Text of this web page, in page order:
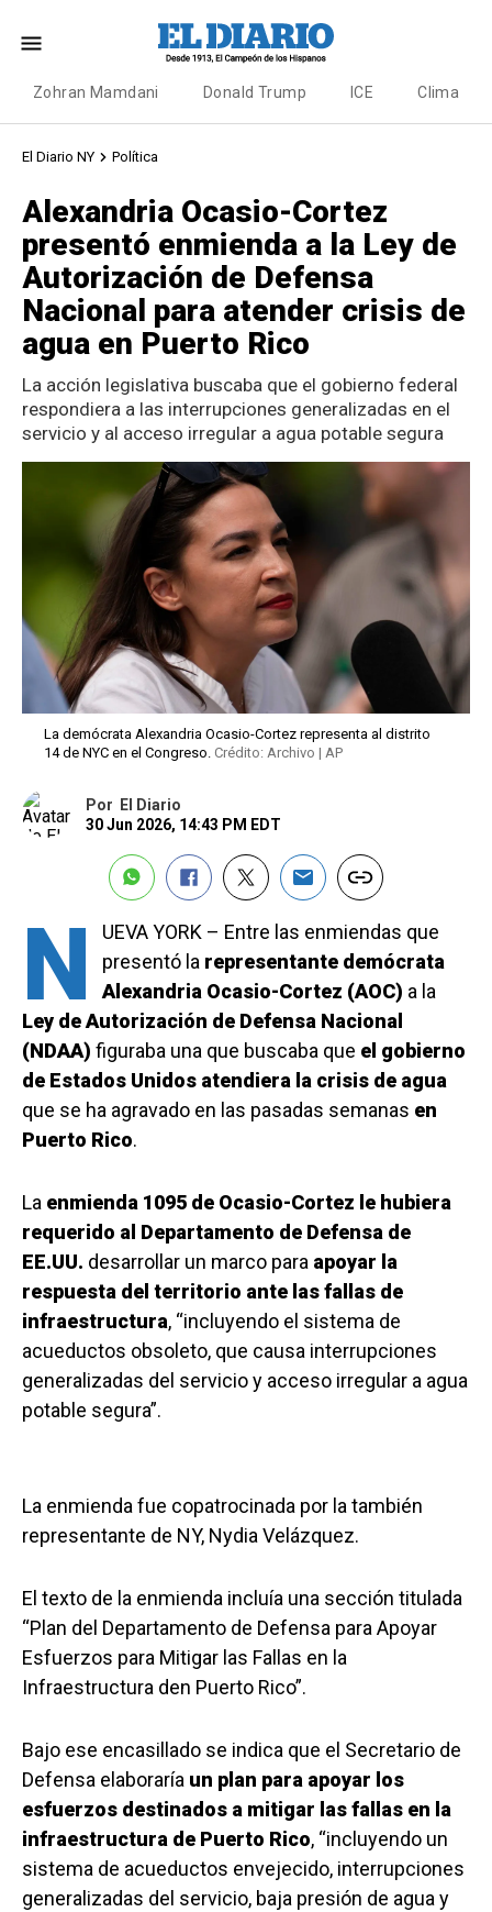
Zohran Mamdani Donald Trump ICE Clima
El Diario NY Política
Alexandria Ocasio-Cortez
presentó enmienda a la Ley de
Autorización de Defensa
Nacional para atender crisis de
agua en Puerto Rico
La acción legislativa buscaba que el gobierno federal
respondiera a las interrupciones generalizadas en el
servicio y al acceso irregular a agua potable segura
La demócrata Alexandria Ocasio-Cortez representa al distrito
14 de NYC en el Congreso. Crédito: Archivo | AP
Por
El Diario
30 Jun 2026, 14:43 PM EDT
N
UEVA YORK – Entre las enmiendas que
presentó la representante demócrata
Alexandria Ocasio-Cortez (AOC) a la
Ley de Autorización de Defensa Nacional
(NDAA) figuraba una que buscaba que el gobierno
de Estados Unidos atendiera la crisis de agua
que se ha agravado en las pasadas semanas en
Puerto Rico.
La enmienda 1095 de Ocasio-Cortez le hubiera
requerido al Departamento de Defensa de
EE.UU. desarrollar un marco para apoyar la
respuesta del territorio ante las fallas de
infraestructura, “incluyendo el sistema de
acueductos obsoleto, que causa interrupciones
generalizadas del servicio y acceso irregular a agua
potable segura”.
La enmienda fue copatrocinada por la también
representante de NY, Nydia Velázquez.
El texto de la enmienda incluía una sección titulada
“Plan del Departamento de Defensa para Apoyar
Esfuerzos para Mitigar las Fallas en la
Infraestructura den Puerto Rico”.
Bajo ese encasillado se indica que el Secretario de
Defensa elaboraría un plan para apoyar los
esfuerzos destinados a mitigar las fallas en la
infraestructura de Puerto Rico, “incluyendo un
sistema de acueductos envejecido, interrupciones
generalizadas del servicio, baja presión de agua y